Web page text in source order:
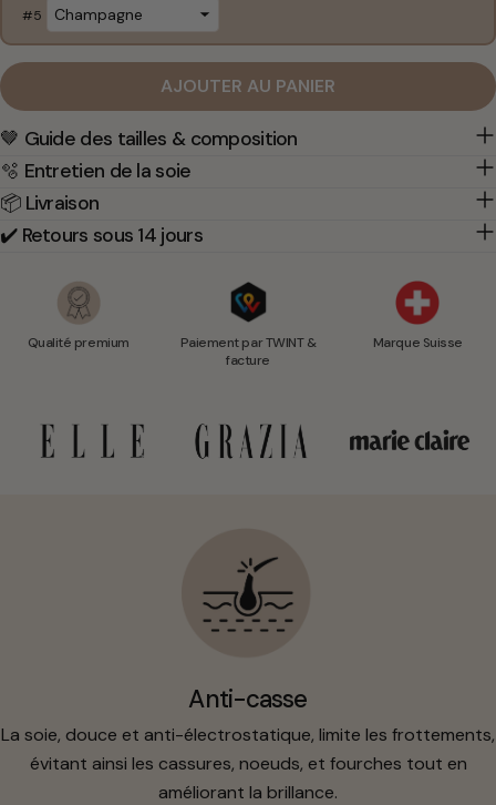
#5
AJOUTER AU PANIER
🤎 Guide des tailles & composition
🫧 Entretien de la soie
📦 Livraison
✔️ Retours sous 14 jours
Qualité premium
Paiement par TWINT &
facture
Marque Suisse
Anti-casse
La soie, douce et anti-électrostatique, limite les frottements,
évitant ainsi les cassures, noeuds, et fourches tout en
améliorant la brillance.